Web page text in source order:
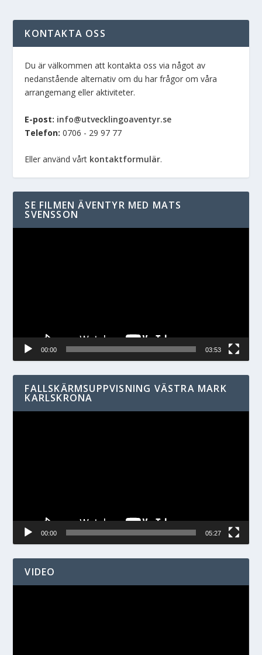
KONTAKTA OSS
Du är välkommen att kontakta oss via något av
nedanstående alternativ om du har frågor om våra
arrangemang eller aktiviteter.
E-post: info@utvecklingoaventyr.se
Telefon: 0706 - 29 97 77
Eller använd vårt kontaktformulär.
SE FILMEN ÄVENTYR MED MATS
SVENSSON
00:00 03:53
FALLSKÄRMSUPPVISNING VÄSTRA MARK
KARLSKRONA
00:00 05:27
VIDEO